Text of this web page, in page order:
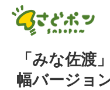
「みな佐渡
幅バージョ